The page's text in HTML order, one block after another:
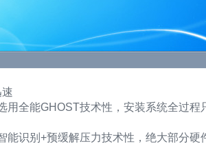
用全能GHOST技术性，安装系统全过程
能识别+预缓解压力技术性，绝大部分